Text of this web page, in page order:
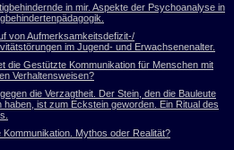
in mir. Aspekte der Psychoanalyse in
von Aufmerksamkeitsdefizit-/
im Jugend- und Erwachsenenalter.
die Gestützte Kommunikation für Menschen mit
Verhaltensweisen?
die Verzagtheit. Der Stein, den die Bauleute
haben, ist zum Eckstein geworden. Ein Ritual des
Kommunikation. Mythos oder Realität?